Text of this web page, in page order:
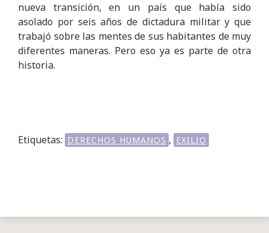
nueva transición, en un país que había sido
asolado por seis años de dictadura militar y que
trabajó sobre las mentes de sus habitantes de muy
diferentes maneras. Pero eso ya es parte de otra
historia.
Etiquetas: DERECHOS HUMANOS , EXILIO